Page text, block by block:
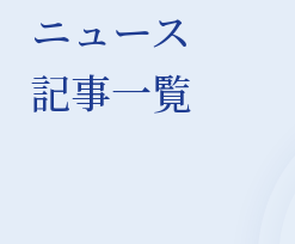
ニュース
記事一覧